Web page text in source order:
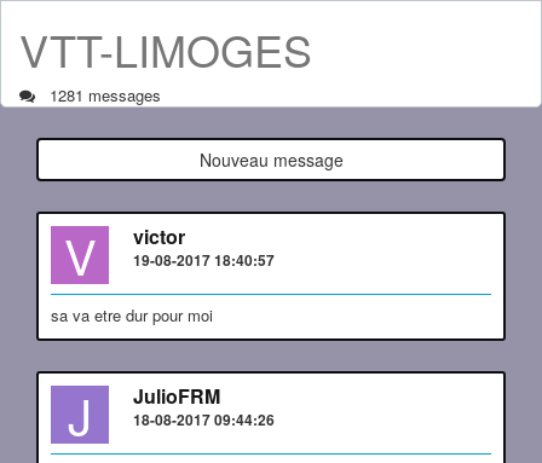
VTT-LIMOGES
1281 messages
Nouveau message
V victor
19-08-2017 18:40:57
sa va etre dur pour moi
J JulioFRM
18-08-2017 09:44:26